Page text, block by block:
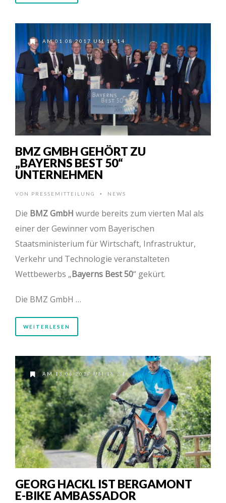
AM 01.08.2017 UM 18:14
BMZ GMBH GEHÖRT ZU
„BAYERNS BEST 50“
UNTERNEHMEN
VON PRESSEMITTEILUNG • NEWS
Die BMZ GmbH wurde bereits zum vierten Mal als
einer der Gewinner vom Bayerischen
Staatsministerium für Wirtschaft, Infrastruktur,
Verkehr und Technologie veranstalteten
Wettbewerbs „Bayerns Best 50“ gekürt.
Die BMZ GmbH …
WEITERLESEN
AM 13.06.2017 UM 18:24
GEORG HACKL IST BERGAMONT
E-BIKE AMBASSADOR